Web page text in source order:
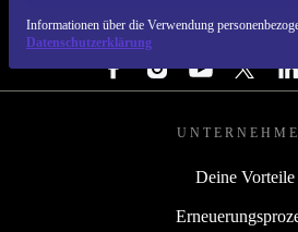
Informationen über die Verwendung
Datenschutzerklärung
FOLGE UNS
Deine Vorteile